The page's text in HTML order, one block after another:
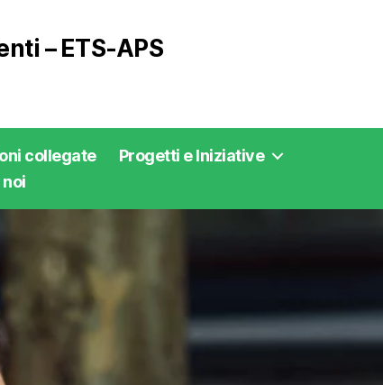
– ETS-APS
collegate
Progetti e Iniziative